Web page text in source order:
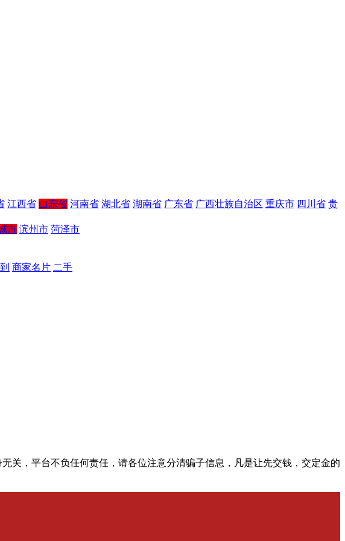
江西省 山东省 河南省 湖北省 湖南省 广东省 广西壮族自治区 重庆市 四川省 贵
市 滨州市 菏泽市
商家名片 二手
关，平台不负任何责任，请各位注意分清骗子信息，凡是让先交钱，交定金的